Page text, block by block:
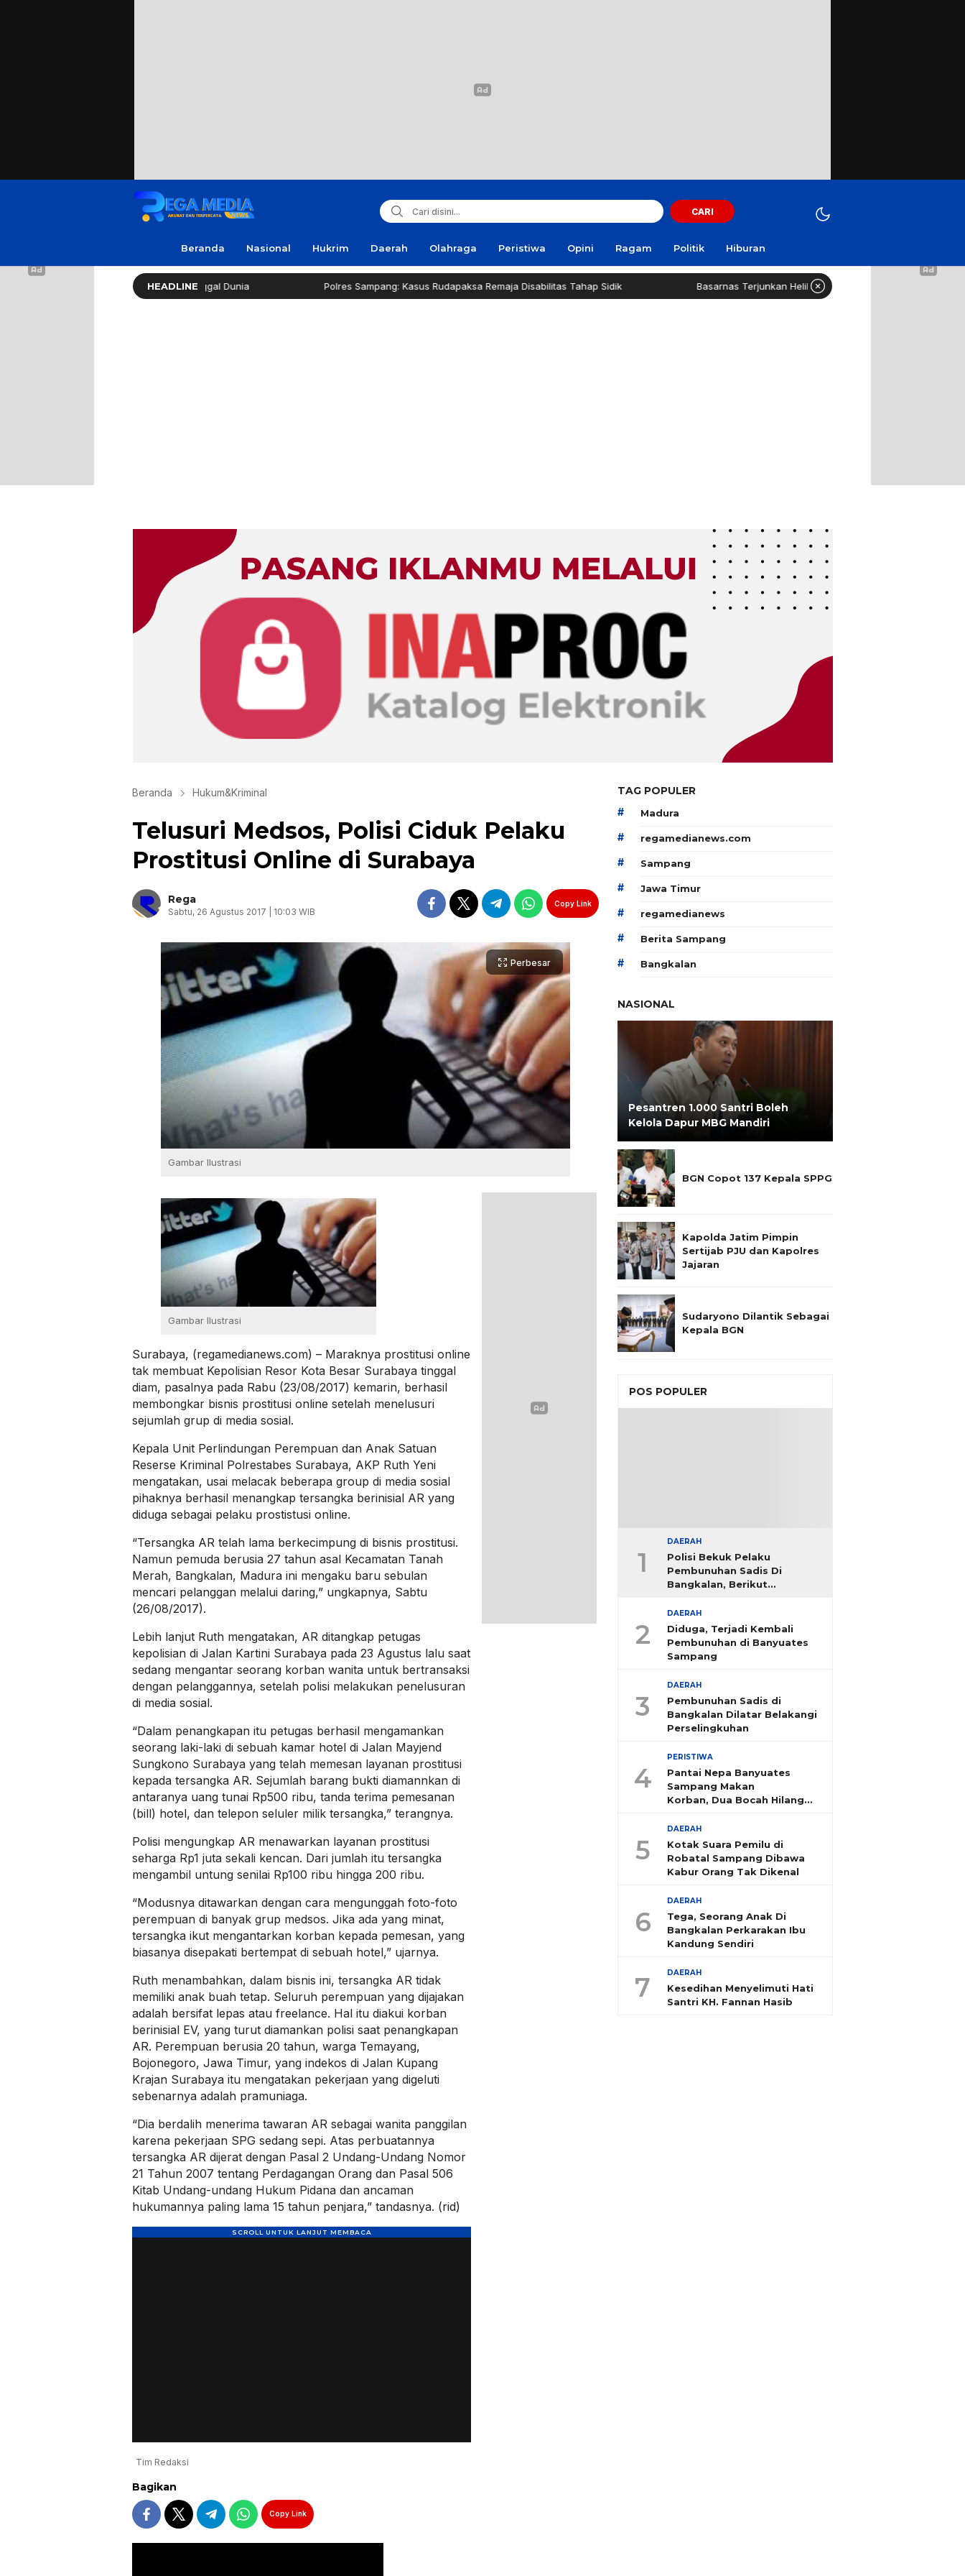
CARI
Beranda Nasional Hukrim Daerah Olahraga Peristiwa Opini Ragam Politik Hiburan
HEADLINE
‘No Viral No Justice’ Meninggal Dunia Polres Sampang: Kasus Rudapaksa Remaja Disabilitas Tahap Sidik Basarnas Terjunkan Helikopter Sisir Bangkai KMP Mutiara Sentosa II
Beranda Hukum&Kriminal
Telusuri Medsos, Polisi Ciduk Pelaku
Prostitusi Online di Surabaya
Rega
Sabtu, 26 Agustus 2017 | 10:03 WIB
Copy Link
Perbesar
Gambar Ilustrasi
Gambar Ilustrasi
Surabaya, (regamedianews.com) – Maraknya prostitusi online
tak membuat Kepolisian Resor Kota Besar Surabaya tinggal
diam, pasalnya pada Rabu (23/08/2017) kemarin, berhasil
membongkar bisnis prostitusi online setelah menelusuri
sejumlah grup di media sosial.
Kepala Unit Perlindungan Perempuan dan Anak Satuan
Reserse Kriminal Polrestabes Surabaya, AKP Ruth Yeni
mengatakan, usai melacak beberapa group di media sosial
pihaknya berhasil menangkap tersangka berinisial AR yang
diduga sebagai pelaku prostistusi online.
“Tersangka AR telah lama berkecimpung di bisnis prostitusi.
Namun pemuda berusia 27 tahun asal Kecamatan Tanah
Merah, Bangkalan, Madura ini mengaku baru sebulan
mencari pelanggan melalui daring,” ungkapnya, Sabtu
(26/08/2017).
Lebih lanjut Ruth mengatakan, AR ditangkap petugas
kepolisian di Jalan Kartini Surabaya pada 23 Agustus lalu saat
sedang mengantar seorang korban wanita untuk bertransaksi
dengan pelanggannya, setelah polisi melakukan penelusuran
di media sosial.
“Dalam penangkapan itu petugas berhasil mengamankan
seorang laki-laki di sebuah kamar hotel di Jalan Mayjend
Sungkono Surabaya yang telah memesan layanan prostitusi
kepada tersangka AR. Sejumlah barang bukti diamannkan di
antaranya uang tunai Rp500 ribu, tanda terima pemesanan
(bill) hotel, dan telepon seluler milik tersangka,” terangnya.
Polisi mengungkap AR menawarkan layanan prostitusi
seharga Rp1 juta sekali kencan. Dari jumlah itu tersangka
mengambil untung senilai Rp100 ribu hingga 200 ribu.
“Modusnya ditawarkan dengan cara mengunggah foto-foto
perempuan di banyak grup medsos. Jika ada yang minat,
tersangka ikut mengantarkan korban kepada pemesan, yang
biasanya disepakati bertempat di sebuah hotel,” ujarnya.
Ruth menambahkan, dalam bisnis ini, tersangka AR tidak
memiliki anak buah tetap. Seluruh perempuan yang dijajakan
adalah bersifat lepas atau freelance. Hal itu diakui korban
berinisial EV, yang turut diamankan polisi saat penangkapan
AR. Perempuan berusia 20 tahun, warga Temayang,
Bojonegoro, Jawa Timur, yang indekos di Jalan Kupang
Krajan Surabaya itu mengatakan pekerjaan yang digeluti
sebenarnya adalah pramuniaga.
“Dia berdalih menerima tawaran AR sebagai wanita panggilan
karena pekerjaan SPG sedang sepi. Atas perbuatannya
tersangka AR dijerat dengan Pasal 2 Undang-Undang Nomor
21 Tahun 2007 tentang Perdagangan Orang dan Pasal 506
Kitab Undang-undang Hukum Pidana dan ancaman
hukumannya paling lama 15 tahun penjara,” tandasnya. (rid)
Tim Redaksi
Bagikan
Copy Link
TAG POPULER
# Madura
# regamedianews.com
# Sampang
# Jawa Timur
# regamedianews
# Berita Sampang
# Bangkalan
NASIONAL
Pesantren 1.000 Santri Boleh
Kelola Dapur MBG Mandiri
BGN Copot 137 Kepala SPPG
Kapolda Jatim Pimpin
Sertijab PJU dan Kapolres
Jajaran
Sudaryono Dilantik Sebagai
Kepala BGN
POS POPULER
1
DAERAH
Polisi Bekuk Pelaku
Pembunuhan Sadis Di
Bangkalan, Berikut
2
DAERAH
Diduga, Terjadi Kembali
Pembunuhan di Banyuates
Sampang
3
DAERAH
Pembunuhan Sadis di
Bangkalan Dilatar Belakangi
Perselingkuhan
4
PERISTIWA
Pantai Nepa Banyuates
Sampang Makan
Korban, Dua Bocah Hilang
5
DAERAH
Kotak Suara Pemilu di
Robatal Sampang Dibawa
Kabur Orang Tak Dikenal
6
DAERAH
Tega, Seorang Anak Di
Bangkalan Perkarakan Ibu
Kandung Sendiri
7 DAERAH
Kesedihan Menyelimuti Hati
Santri KH. Fannan Hasib